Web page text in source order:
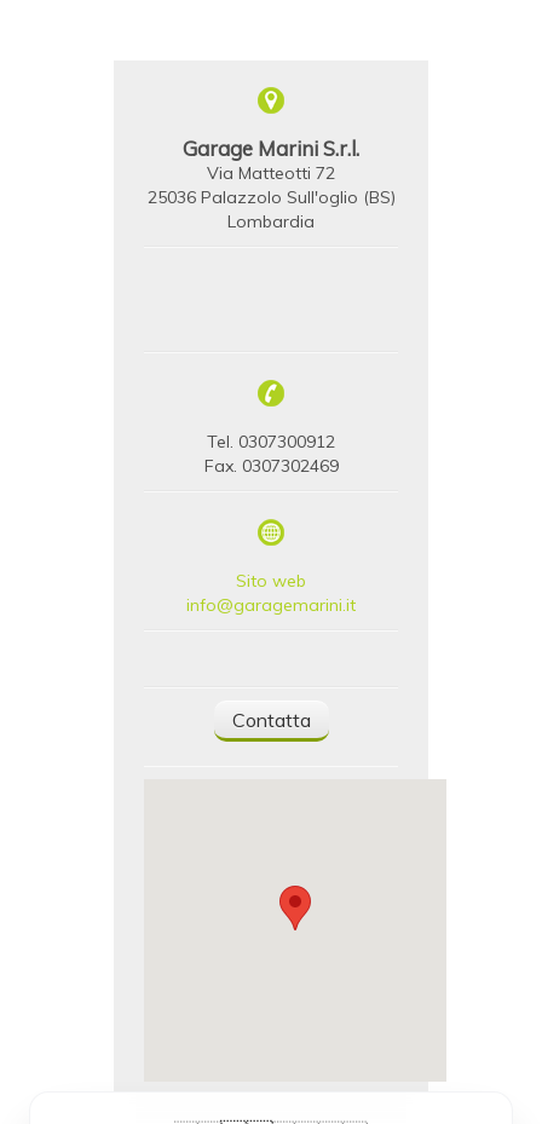
Garage Marini S.r.l.
Via Matteotti 72
25036 Palazzolo Sull'oglio (BS)
Lombardia
Tel. 0307300912
Fax. 0307302469
Sito web
info@garagemarini.it